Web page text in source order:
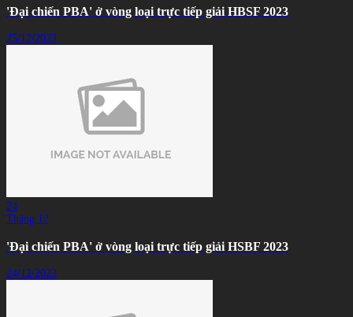
'Đại chiến PBA' ở vòng loại trực tiếp giải HBSF 2023
25/12/2023
24
Tháng 12
'Đại chiến PBA' ở vòng loại trực tiếp giải HSBF 2023
24/12/2023